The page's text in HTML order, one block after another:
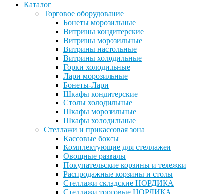
Каталог
Торговое оборудование
Бонеты морозильные
Витрины кондитерские
Витрины морозильные
Витрины настольные
Витрины холодильные
Горки холодильные
Лари морозильные
Бонеты-Лари
Шкафы кондитерские
Столы холодильные
Шкафы морозильные
Шкафы холодильные
Стеллажи и прикассовая зона
Кассовые боксы
Комплектующие для стеллажей
Овощные развалы
Покупательские корзины и тележки
Распродажные корзины и столы
Стеллажи складские НОРДИКА
Стеллажи торговые НОРДИКА